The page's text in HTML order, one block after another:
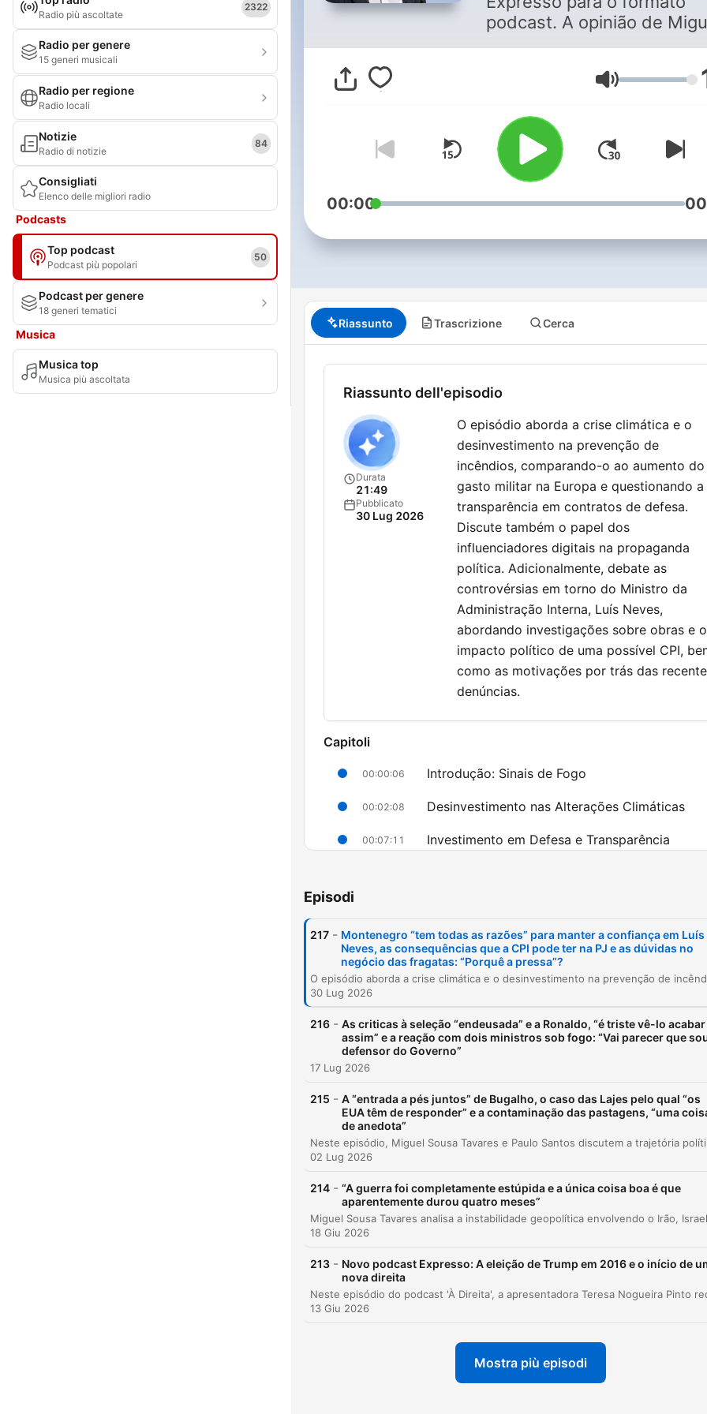
Radio più ascoltate
2322
Radio per genere
15 generi musicali
Radio per regione
Radio locali
Notizie
Radio di notizie
84
Consigliati
Elenco delle migliori radio
Podcasts
Top podcast
Podcast più popolari
50
Podcast per genere
18 generi tematici
Musica
Musica top
Musica più ascoltata
podcast. A opinião de
Com um tema extra,
parte final de cada
Volume
00:00
Riassunto Trascrizione Cerca
Riassunto dell'episodio
Durata
21:49
Pubblicato
30 Lug 2026
O episódio aborda a crise climática e o
desinvestimento na prevenção de
incêndios, comparando-o ao aumento do
gasto militar na Europa e questionando a
transparência em contratos de defesa.
Discute também o papel dos
influenciadores digitais na propaganda
política. Adicionalmente, debate as
controvérsias em torno do Ministro da
Administração Interna, Luís Neves,
abordando investigações sobre obras e o
impacto político de uma possível CPI,
como as motivações por trás das
denúncias.
Capitoli
00:00:06 Introdução: Sinais de Fogo
00:02:08 Desinvestimento nas Alterações Climáticas
00:07:11 Investimento em Defesa e Transparência
00:20:01 A CPI e as implicações políticas
Clicca su un capitolo per andare direttamente a quel momento
Momenti salienti
é evidente que o clima está descontrolado. E está
descontrolado por ação humana.
desequilíbrio climático atual.
Acho que a função das Forças Armadas é defender o
alterações climáticas.
00:05:04 · O cronista defende que a missão militar deve
Porque se há negócio com coopção envolvida é a
compra de armas. Não vale a pena esperar... que se
meio a receber comissões indevidas
00:07:11 · O convidado expressa preocupação com a falta de
escrutínio e possíveis corrupções em contratos militares.
Episodi
217 - Montenegro “tem todas as razões” para manter a confiança em Luís
Neves, as consequências que a CPI pode ter na PJ e as dúvidas no
negócio das fragatas: “Porquê a pressa”?
30 Lug 2026
216 - As criticas à seleção “endeusada” e a Ronaldo, “é triste vê-lo acabar
assim” e a reação com dois ministros sob fogo: “Vai parecer que
defensor do Governo”
17 Lug 2026
215 - A “entrada a pés juntos” de Bugalho, o caso das Lajes pelo qual “os
EUA têm de responder” e a contaminação das pastagens, “uma
de anedota”
02 Lug 2026
214 - “A guerra foi completamente estúpida e a única coisa boa é que
aparentemente durou quatro meses”
18 Giu 2026
213 - Novo podcast Expresso: A eleição de Trump em 2016 e o início de
nova direita
13 Giu 2026
Mostra più episodi